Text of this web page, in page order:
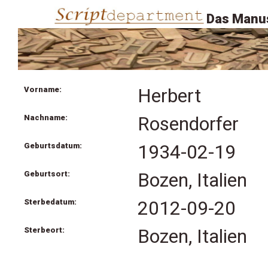
Das
Vorname: Herbert
Nachname: Rosendorfer
Geburtsdatum: 1934-02-19
Geburtsort: Bozen, Italien
Sterbedatum: 2012-09-20
Sterbeort: Bozen, Italien